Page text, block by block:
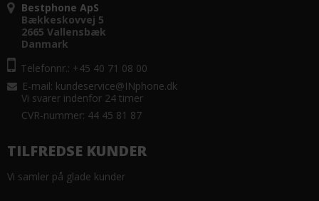
Bestphone ApS
Bækkeskovvej 5
2665 Vallensbæk
Danmark
Telefonnr.: +45 40 71 08 00
E-mail: kundeservice@INphone.dk
Vi svarer indenfor 24 timer
CVR-nummer: 44 45 81 87
TILFREDSE KUNDER
Vi samler på glade kunder